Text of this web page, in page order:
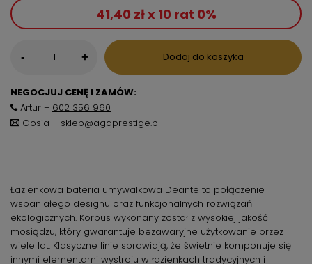
41,40 zł x 10 rat 0%
- + Dodaj do koszyka
NEGOCJUJ CENĘ I ZAMÓW:
Artur – 602 356 960
Gosia – sklep@agdprestige.pl
Łazienkowa bateria umywalkowa Deante to połączenie
wspaniałego designu oraz funkcjonalnych rozwiązań
ekologicznych. Korpus wykonany został z wysokiej jakość
mosiądzu, który gwarantuje bezawaryjne użytkowanie przez
wiele lat. Klasyczne linie sprawiają, że świetnie komponuje się
innymi elementami wystroju w łazienkach tradycyjnych i